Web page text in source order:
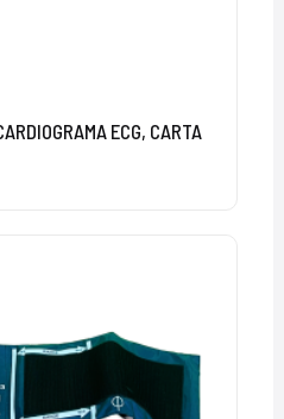
ECG, CARTA